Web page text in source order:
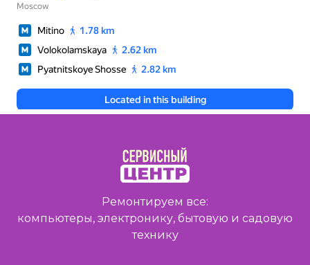
Ремонтируем все:
компьютеры, электронику, бытовую и садовую
технику